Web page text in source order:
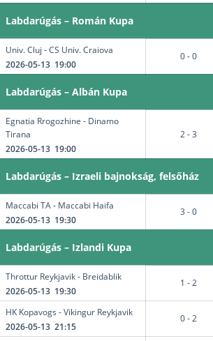
Labdarúgás – Román Kupa
Univ. Cluj - CS Univ. Craiova
2026-05-13 19:00
0 - 0
Labdarúgás – Albán Kupa
Egnatia Rrogozhine - Dinamo
Tirana
2026-05-13 19:00
2 - 3
Labdarúgás – Izraeli bajnokság, felsőház
Maccabi TA - Maccabi Haifa
2026-05-13 19:30
3 - 0
Labdarúgás – Izlandi Kupa
Throttur Reykjavik - Breidablik
2026-05-13 19:30
1 - 2
HK Kopavogs - Vikingur Reykjavik
2026-05-13 21:15
0 - 2